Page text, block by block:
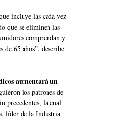
incluye las cada vez
que se eliminen las
comprendan y
de 65 años”, describe
aumentará un
los patrones de
precedentes, la cual
, líder de la Industria